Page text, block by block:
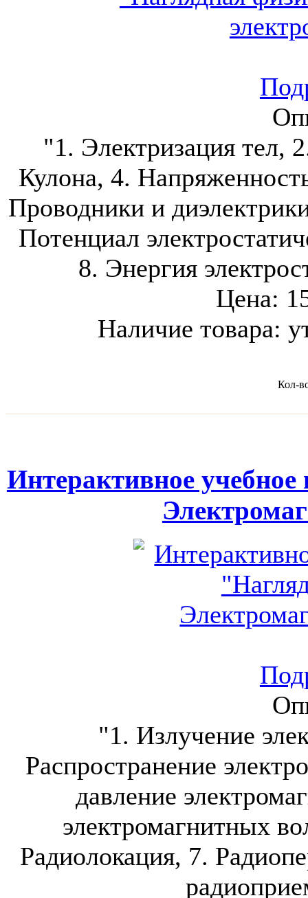
"1. Электризация тел,
Кулона, 4.
Проводники и
Потенциал
8. Энергия
Цена:
Наличие товара:
Кол-
Интерактивное
"1. Излучение
Распространение
давление
электромагнитных
Радиолокация, 7.